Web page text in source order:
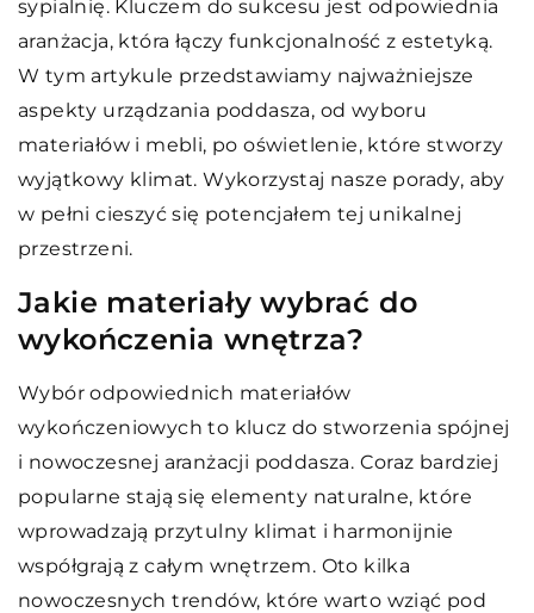
sypialnię. Kluczem do sukcesu jest odpowiednia
aranżacja, która łączy funkcjonalność z estetyką.
W tym artykule przedstawiamy najważniejsze
aspekty urządzania poddasza, od wyboru
materiałów i mebli, po oświetlenie, które stworzy
wyjątkowy klimat. Wykorzystaj nasze porady, aby
w pełni cieszyć się potencjałem tej unikalnej
przestrzeni.
Jakie materiały wybrać do
wykończenia wnętrza?
Wybór odpowiednich materiałów
wykończeniowych to klucz do stworzenia spójnej
i nowoczesnej aranżacji poddasza. Coraz bardziej
popularne stają się elementy naturalne, które
wprowadzają przytulny klimat i harmonijnie
współgrają z całym wnętrzem. Oto kilka
nowoczesnych trendów, które warto wziąć pod